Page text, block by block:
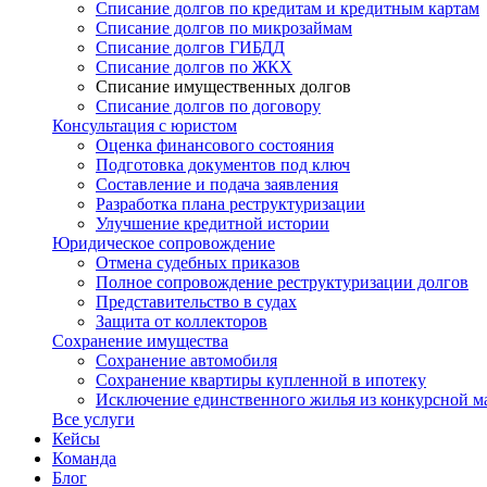
Списание долгов по кредитам и кредитным картам
Списание долгов по микрозаймам
Списание долгов ГИБДД
Списание долгов по ЖКХ
Списание имущественных долгов
Списание долгов по договору
Консультация с юристом
Оценка финансового состояния
Подготовка документов под ключ
Составление и подача заявления
Разработка плана реструктуризации
Улучшение кредитной истории
Юридическое сопровождение
Отмена судебных приказов
Полное сопровождение реструктуризации долгов
Представительство в судах
Защита от коллекторов
Сохранение имущества
Сохранение автомобиля
Сохранение квартиры купленной в ипотеку
Исключение единственного жилья из конкурсной
Все услуги
Кейсы
Команда
Блог